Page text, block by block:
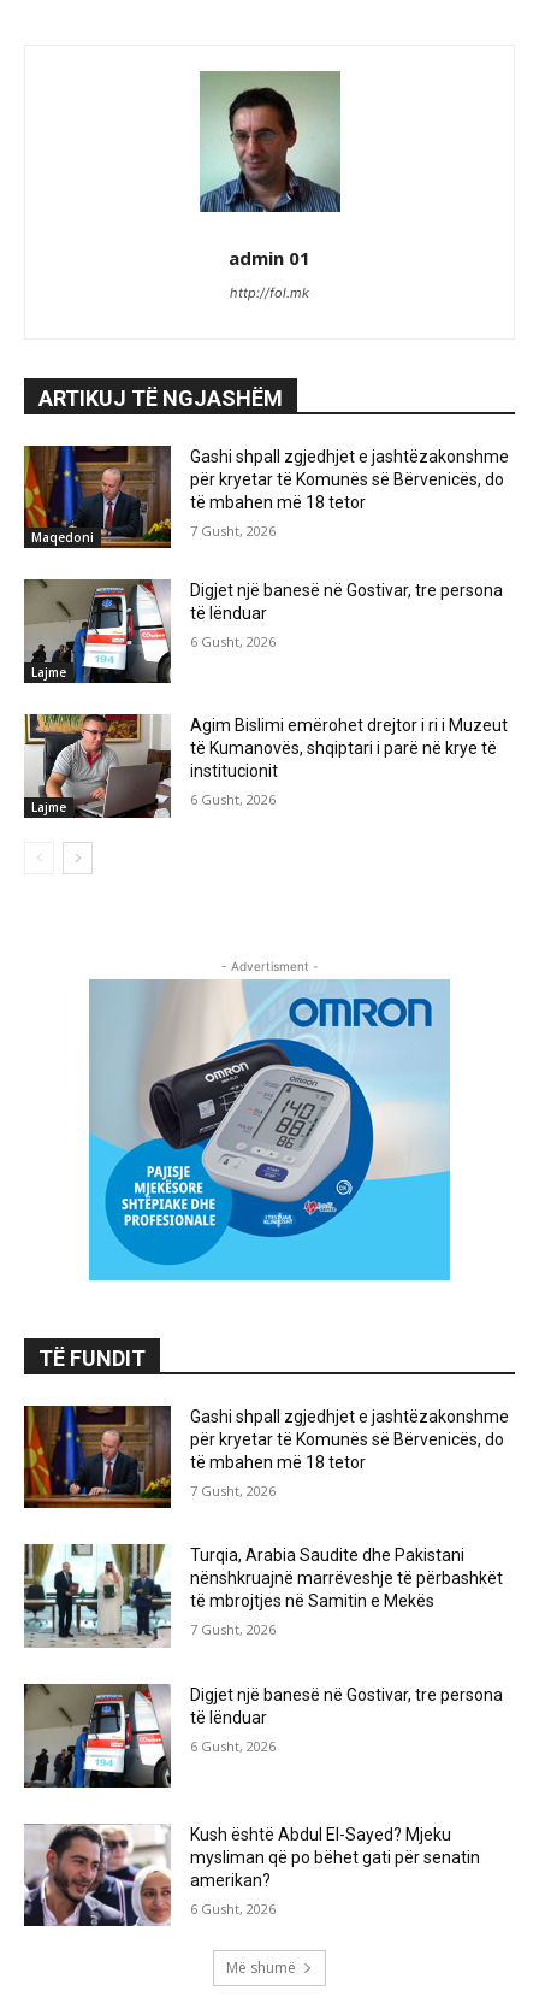
admin 01
http://fol.mk
ARTIKUJ TË NGJASHËM
Maqedoni
Gashi shpall zgjedhjet e jashtëzakonshme
për kryetar të Komunës së Bërvenicës, do
të mbahen më 18 tetor
7 Gusht, 2026
Lajme
Digjet një banesë në Gostivar, tre persona
të lënduar
6 Gusht, 2026
Lajme
Agim Bislimi emërohet drejtor i ri i Muzeut
të Kumanovës, shqiptari i parë në krye të
institucionit
6 Gusht, 2026
- Advertisment -
TË FUNDIT
Gashi shpall zgjedhjet e jashtëzakonshme
për kryetar të Komunës së Bërvenicës, do
të mbahen më 18 tetor
7 Gusht, 2026
Turqia, Arabia Saudite dhe Pakistani
nënshkruajnë marrëveshje të përbashkët
të mbrojtjes në Samitin e Mekës
7 Gusht, 2026
Digjet një banesë në Gostivar, tre persona
të lënduar
6 Gusht, 2026
Kush është Abdul El-Sayed? Mjeku
mysliman që po bëhet gati për senatin
amerikan?
6 Gusht, 2026
Më shumë